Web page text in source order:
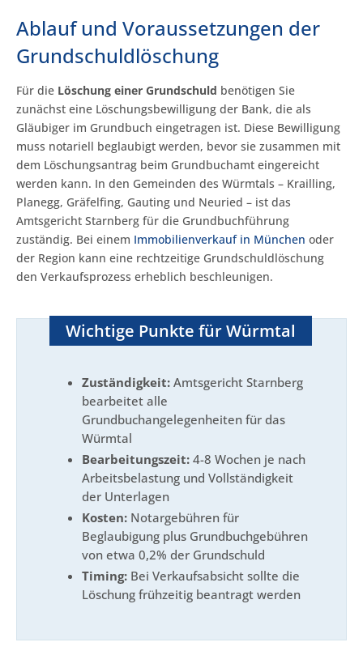
Ablauf und Voraussetzungen der
Grundschuldlöschung
Für die Löschung einer Grundschuld benötigen Sie
zunächst eine Löschungsbewilligung der Bank, die als
Gläubiger im Grundbuch eingetragen ist. Diese Bewilligung
muss notariell beglaubigt werden, bevor sie zusammen mit
dem Löschungsantrag beim Grundbuchamt eingereicht
werden kann. In den Gemeinden des Würmtals – Krailling,
Planegg, Gräfelfing, Gauting und Neuried – ist das
Amtsgericht Starnberg für die Grundbuchführung
zuständig. Bei einem Immobilienverkauf in München oder
der Region kann eine rechtzeitige Grundschuldlöschung
den Verkaufsprozess erheblich beschleunigen.
Wichtige Punkte für Würmtal
Zuständigkeit:Amtsgericht Starnberg
bearbeitet alle
Grundbuchangelegenheiten für das
Würmtal
Bearbeitungszeit:4-8 Wochen je nach
Arbeitsbelastung und Vollständigkeit
der Unterlagen
Kosten: Notargebühren für
Beglaubigung plus Grundbuchgebühren
von etwa 0,2% der Grundschuld
Timing: Bei Verkaufsabsicht sollte die
Löschung frühzeitig beantragt werden